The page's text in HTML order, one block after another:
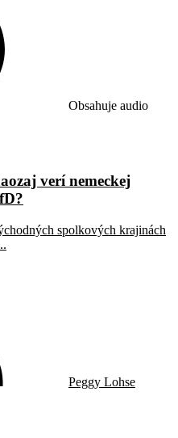
Obsahuje audio
verí nemeckej
spolkových krajinách
Peggy Lohse